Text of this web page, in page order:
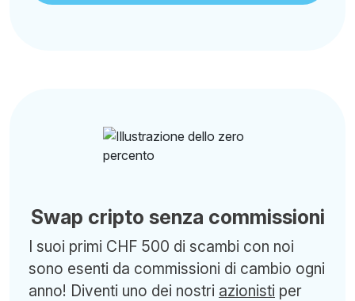
Swap cripto senza commissioni
I suoi primi CHF 500 di scambi con noi
sono esenti da commissioni di cambio ogni
anno! Diventi uno dei nostri azionisti per